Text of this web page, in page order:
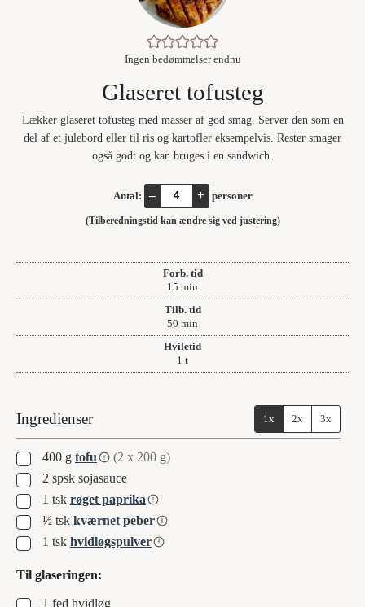
Ingen bedømmelser endnu
Glaseret tofusteg
Lækker glaseret tofusteg med masser af god smag. Server den som en
del af et julebord eller til ris og kartofler eksempelvis. Rester smager
også godt og kan bruges i en sandwich.
Antal: – + personer
(Tilberedningstid kan ændre sig ved justering)
Forb. tid
15 minutter
min
Tilb. tid
50 minutter
min
Hviletid
1 time
t
Ingredienser 1x 2x 3x
▢
400 g tofu (2 x 200 g)
▢
2 spsk sojasauce
▢1 tsk røget paprika
▢
½ tsk kværnet peber
▢1 tsk hvidløgspulver
Til glaseringen:
▢1 fed hvidløg